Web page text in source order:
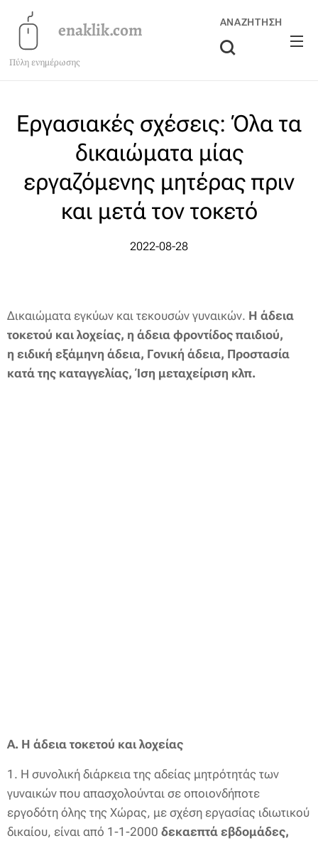
enaklik.com
Πύλη ενημέρωσης
ΑΝΑΖΉΤΗΣΗ
Εργασιακές σχέσεις: Όλα τα
δικαιώματα μίας
εργαζόμενης μητέρας πριν
και μετά τον τοκετό
2022-08-28
Δικαιώματα εγκύων και τεκουσών γυναικών. Η άδεια
τοκετού και λοχείας, η άδεια φροντίδος παιδιού,
η ειδική εξάμηνη άδεια, Γονική άδεια, Προστασία
κατά της καταγγελίας, Ίση μεταχείριση κλπ.
Α. Η άδεια τοκετού και λοχείας
1. Η συνολική διάρκεια της αδείας μητρότητάς των
γυναικών που απασχολούνται σε οποιονδήποτε
εργοδότη όλης της Χώρας, με σχέση εργασίας ιδιωτικού
δικαίου, είναι από 1-1-2000 δεκαεπτά εβδομάδες,